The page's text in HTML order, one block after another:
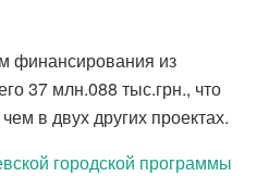
финансирования из
37 млн.088 тыс.грн., что
в двух других проектах.
городской программы